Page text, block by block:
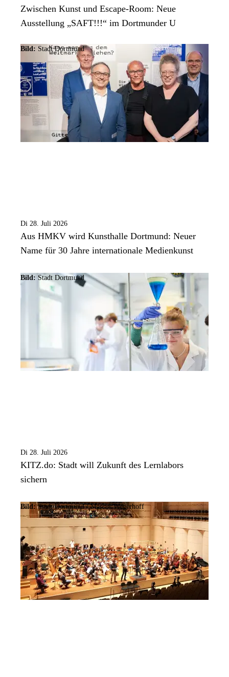
Zwischen Kunst und Escape-Room: Neue
Ausstellung „SAFT!!!“ im Dortmunder U
Bild: Stadt Dortmund
Di 28. Juli 2026
Aus HMKV wird Kunsthalle Dortmund: Neuer
Name für 30 Jahre internationale Medienkunst
Bild: Stadt Dortmund
Di 28. Juli 2026
KITZ.do: Stadt will Zukunft des Lernlabors
sichern
Bild: Stadt Dortmund / Marcus Wegerhoff